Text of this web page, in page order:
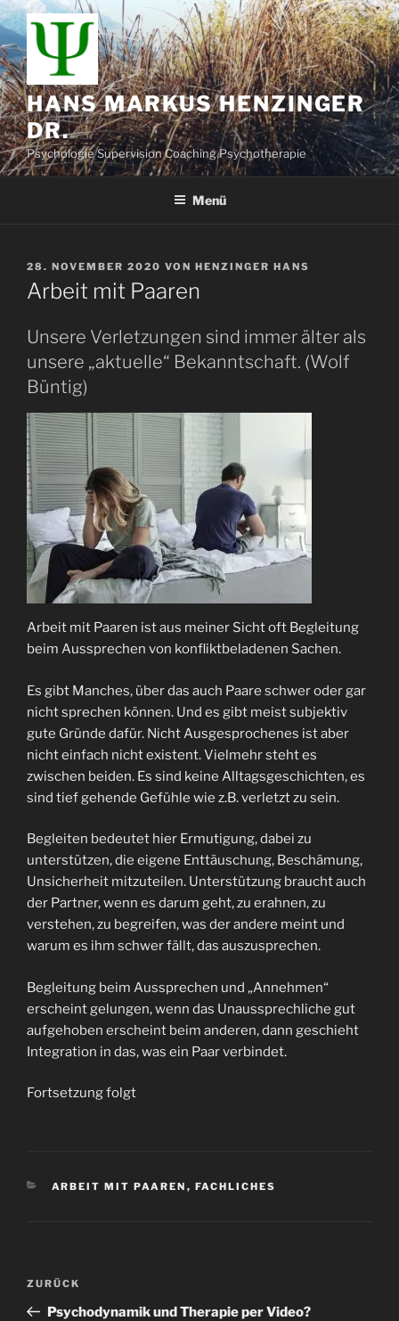
Zum
Inhalt
springen
HANS MARKUS HENZINGER
DR.
Psychologie Supervision Coaching Psychotherapie
Menü
VERÖFFENTLICHT
AM
28. NOVEMBER 2020 VON HENZINGER HANS
Arbeit mit Paaren
Unsere Verletzungen sind immer älter als
unsere „aktuelle“ Bekanntschaft. (Wolf
Büntig)
Arbeit mit Paaren ist aus meiner Sicht oft Begleitung
beim Aussprechen von konfliktbeladenen Sachen.
Es gibt Manches, über das auch Paare schwer oder gar
nicht sprechen können. Und es gibt meist subjektiv
gute Gründe dafür. Nicht Ausgesprochenes ist aber
nicht einfach nicht existent. Vielmehr steht es
zwischen beiden. Es sind keine Alltagsgeschichten, es
sind tief gehende Gefühle wie z.B. verletzt zu sein.
Begleiten bedeutet hier Ermutigung, dabei zu
unterstützen, die eigene Enttäuschung, Beschämung,
Unsicherheit mitzuteilen. Unterstützung braucht auch
der Partner, wenn es darum geht, zu erahnen, zu
verstehen, zu begreifen, was der andere meint und
warum es ihm schwer fällt, das auszusprechen.
Begleitung beim Aussprechen und „Annehmen“
erscheint gelungen, wenn das Unaussprechliche gut
aufgehoben erscheint beim anderen, dann geschieht
Integration in das, was ein Paar verbindet.
Fortsetzung folgt
KATEGORIEN
ARBEIT MIT PAAREN , FACHLICHES
Beitragsnavigation
Vorheriger
Beitrag
ZURÜCK
Psychodynamik und Therapie per Video?